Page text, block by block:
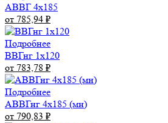
АВВГ 4х185
от 785,94 ₽
Подробнее
ВВГнг 1х120
от 783,78 ₽
Подробнее
АВВГнг 4х185 (мн)
от 790,83 ₽